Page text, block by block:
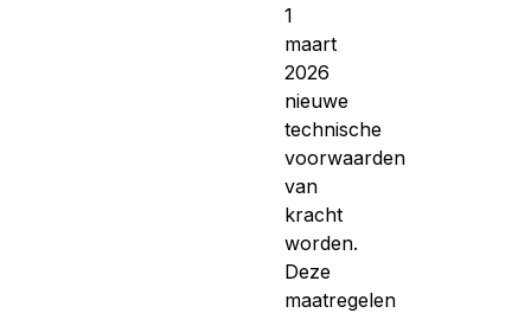
1
maart
2026
nieuwe
technische
voorwaarden
van
kracht
worden.
Deze
maatregelen